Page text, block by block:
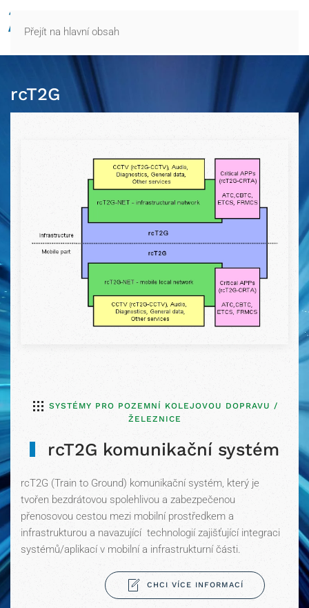
Přejít na hlavní obsah
rcT2G
SYSTÉMY PRO POZEMNÍ KOLEJOVOU DOPRAVU /
ŽELEZNICE
rcT2G komunikační systém
rcT2G (Train to Ground) komunikační systém, který je
tvořen bezdrátovou spolehlivou a zabezpečenou
přenosovou cestou mezi mobilní prostředkem a
infrastrukturou a navazující technologií zajišťující integraci
systémů/aplikací v mobilní a infrastrukturní části.
CHCI VÍCE INFORMACÍ